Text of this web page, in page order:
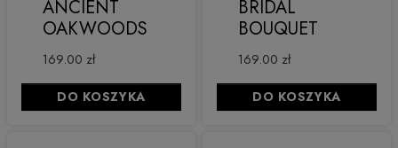
ANCIENT
OAKWOODS
169.00 zł
DO KOSZYKA
BRIDAL
BOUQUET
169.00 zł
DO KOSZYKA